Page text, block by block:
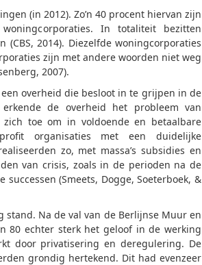
(in 2012). Zo’n 40 procent hiervan zijn
In totaliteit bezitten
2014). Diezelfde woningcorporaties
zijn met andere woorden niet weg
2007).
overheid die besloot in te grijpen in de
de overheid het probleem van
toe om in voldoende en betaalbare
organisaties met een duidelijke
zo, met massa’s subsidies en
van crisis, zoals in de perioden na de
(Smeets, Dogge, Soeterboek, &
Na de val van de Berlijnse Muur en
80 echter sterk het geloof in de werking
door privatisering en deregulering. De
grondig hertekend. Dit had evenzeer